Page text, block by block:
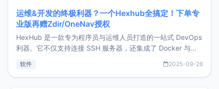
运维&开发的终极利器？一个Hexhub全搞定！下单专
业版再赠Zdir/OneNav授权
HexHub 是一款专为程序员与运维人员打造的一站式 DevOps
利器。它不仅支持连接 SSH 服务器，还集成了 Docker 与常
件间频繁切换，仅凭 HexHub 即可同时搞定运维与数据库操
软件 2025-09-26